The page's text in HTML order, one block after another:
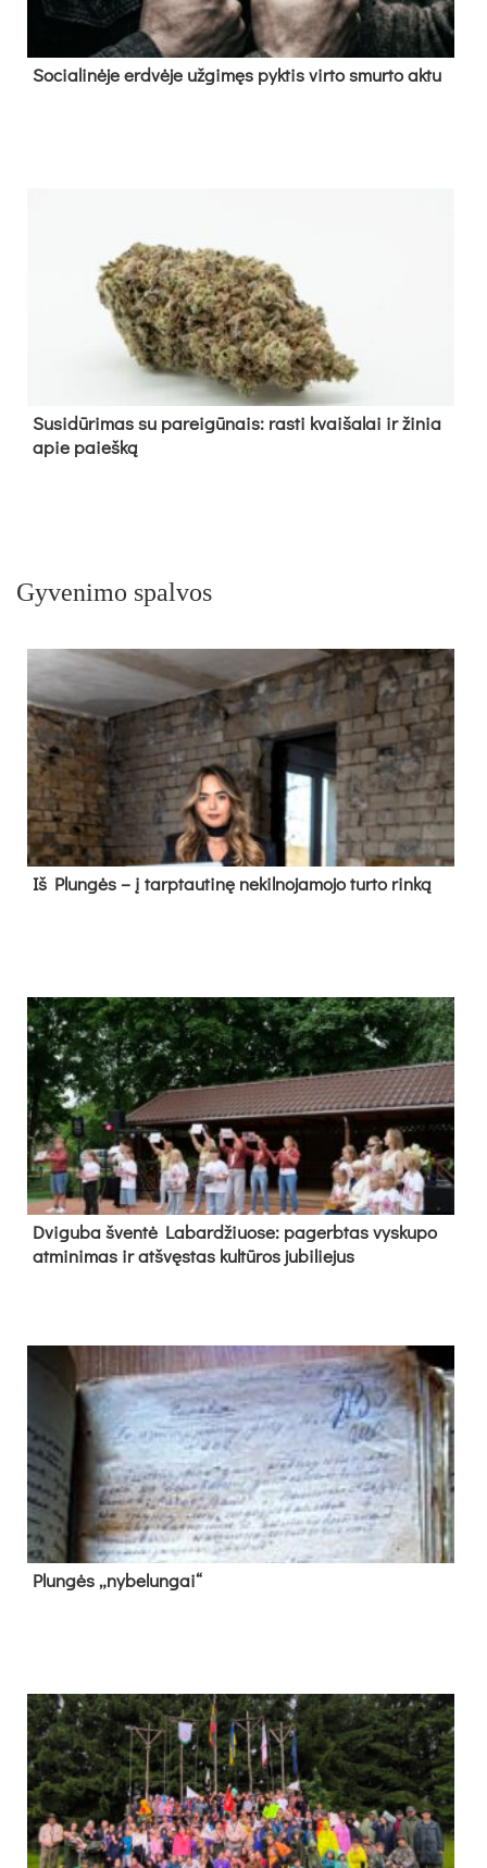
So­cia­li­nė­je erd­vė­je už­gi­męs pyk­tis vir­to smur­to ak­tu
Su­si­dū­ri­mas su pa­rei­gū­nais: ras­ti kvai­ša­lai ir ži­nia
apie paieš­ką
Gyvenimo spalvos
Iš Plungės – į tarptautinę nekilnojamojo turto rinką
Dvi­gu­ba šven­tė La­bar­džiuo­se: pa­gerb­tas vys­ku­po
at­mi­ni­mas ir at­švęs­tas kul­tū­ros ju­bi­lie­jus
Plun­gės „ny­be­lun­gai“